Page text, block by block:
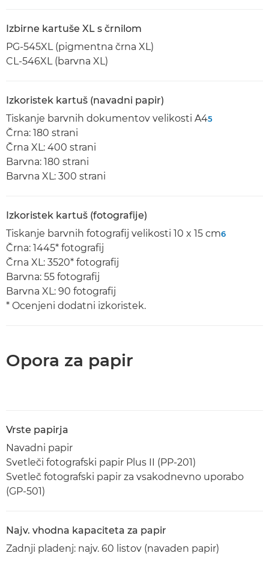
Izbirne kartuše XL s črnilom
PG-545XL (pigmentna črna XL)
CL-546XL (barvna XL)
Izkoristek kartuš (navadni papir)
Tiskanje barvnih dokumentov velikosti A45
Črna: 180 strani
Črna XL: 400 strani
Barvna: 180 strani
Barvna XL: 300 strani
Izkoristek kartuš (fotografije)
Tiskanje barvnih fotografij velikosti 10 x 15 cm6
Črna: 1445* fotografij
Črna XL: 3520* fotografij
Barvna: 55 fotografij
Barvna XL: 90 fotografij
* Ocenjeni dodatni izkoristek.
Opora za papir
Vrste papirja
Navadni papir
Svetleči fotografski papir Plus II (PP-201)
Svetleč fotografski papir za vsakodnevno uporabo
(GP-501)
Najv. vhodna kapaciteta za papir
Zadnji pladenj: najv. 60 listov (navaden papir)